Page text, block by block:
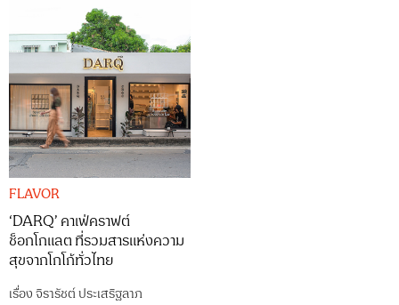
FLAVOR
‘DARQ’ คาเฟ่คราฟต์
ช็อกโกแลต ที่รวมสารแห่งความ
สุขจากโกโก้ทั่วไทย
เรื่องจิรารัชต์ ประเสริฐลาภ